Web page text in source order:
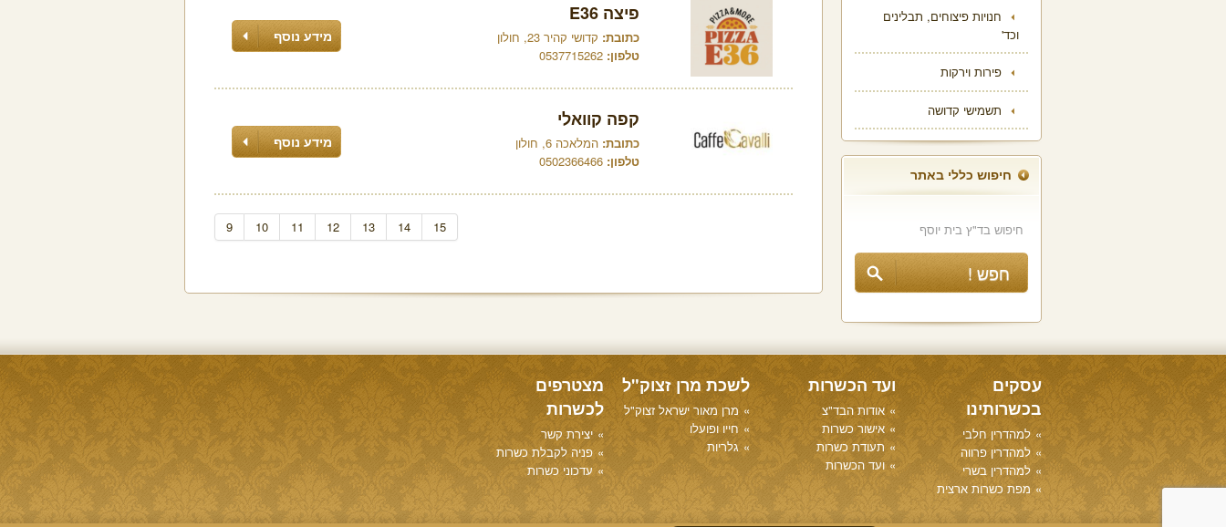
חנויות פיצוחים, תבלינים
וכד'
פירות וירקות
תשמישי קדושה
חיפוש כללי באתר
פיצה E36
כתובת: קדושי קהיר 23, חולון
טלפון: 0537715262
מידע נוסף
קפה קוואלי
כתובת: המלאכה 6, חולון
טלפון: 0502366466
מידע נוסף
9 10 11 12 13 14 15
עסקים
בכשרותינו
למהדרין חלבי
למהדרין פרווה
למהדרין בשרי
מפת כשרות ארצית
ועד הכשרות
אודות הבד"צ
אישור כשרות
תעודת כשרות
ועד הכשרות
לשכת מרן זצוק"ל
מרן מאור ישראל זצוק"ל
חייו ופועלו
גלריות
מצטרפים
לכשרות
יצירת קשר
פניה לקבלת כשרות
עדכוני כשרות